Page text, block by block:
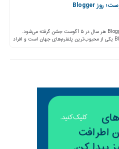
روز Blogger هر سال در ۵ آگوست جشن گرفته می‌شود.
Blogger یکی از محبوب‌ترین پلتفرم‌های جهان است و افراد